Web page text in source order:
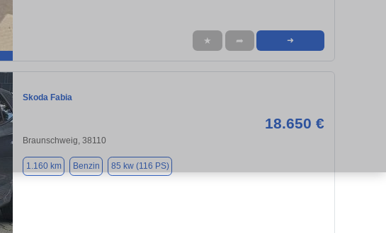
★ ➦ ➜
Skoda Fabia
18.650 €
Braunschweig, 38110
1.160 km Benzin 85 kw (116 PS)